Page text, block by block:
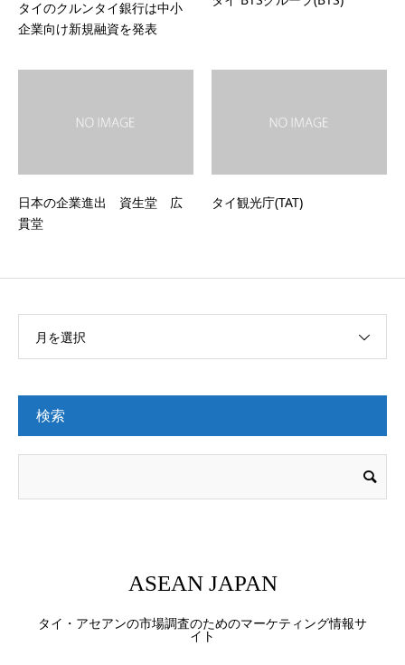
タイのクルンタイ銀行は中小
企業向け新規融資を発表
日本の企業進出 資生堂 広
貫堂
タイ観光庁(TAT)
月を選択
検索
ASEAN JAPAN
タイ・アセアンの市場調査のためのマーケティング情報サ
イト